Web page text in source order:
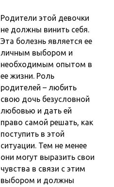
Родители этой девочки
не должны винить себя.
Эта болезнь является ее
личным выбором и
необходимым опытом в
ее жизни. Роль
родителей – любить
свою дочь безусловной
любовью и дать ей
право самой решать, как
поступить в этой
ситуации. Тем не менее
они могут выразить свои
чувства в связи с этим
выбором и должны